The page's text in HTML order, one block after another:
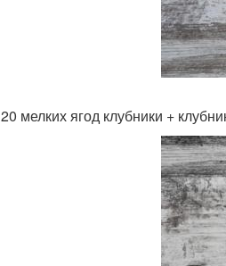
20 мелких ягод клубники +